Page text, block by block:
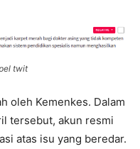
twit
oleh Kemenkes. Dalam
tersebut, akun resmi
atas isu yang beredar.